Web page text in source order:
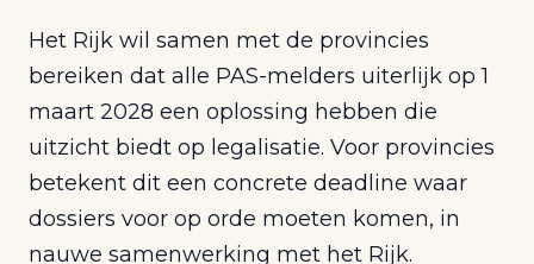
Het Rijk wil samen met de provincies
bereiken dat alle PAS-melders uiterlijk op 1
maart 2028 een oplossing hebben die
uitzicht biedt op legalisatie. Voor provincies
betekent dit een concrete deadline waar
dossiers voor op orde moeten komen, in
nauwe samenwerking met het Rijk.